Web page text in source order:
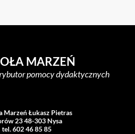
MARZEŃ
pomocy dydaktycznych
Marzeń Łukasz Pietras
23 48-303 Nysa
tel. 602 46 85 85